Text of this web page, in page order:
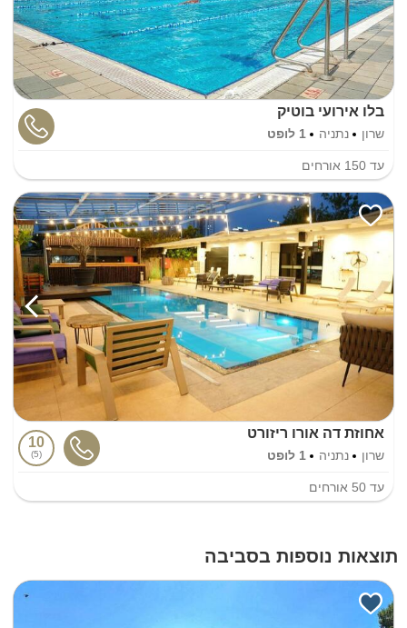
בלו אירועי בוטיק
שרון נתניה 1 לופט
עד 150 אורחים
אחוזת דה אורו ריזורט
שרון נתניה 1 לופט
10
5
עד 50 אורחים
תוצאות נוספות בסביבה